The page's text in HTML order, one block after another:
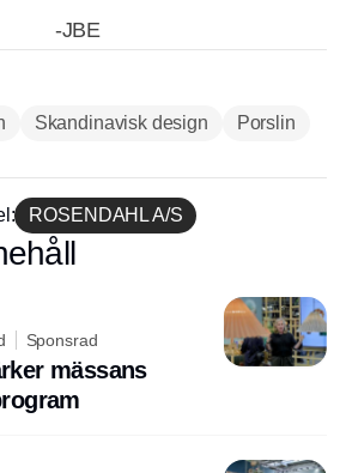
Annons
-JBE
Skandinavisk design
Porslin
ROSENDAHL A/S
Annons
Sponsrad
mässans